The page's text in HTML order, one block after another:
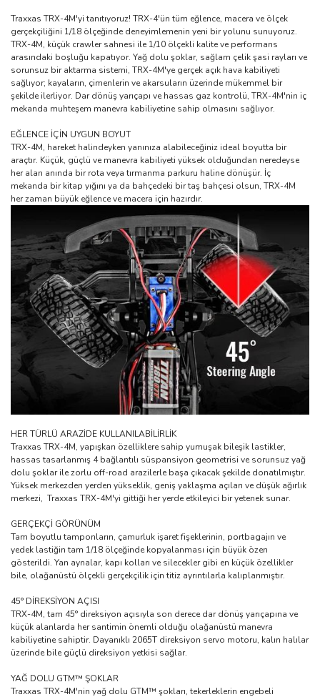
Traxxas TRX-4M'yi tanıtıyoruz! TRX-4'ün tüm eğlence, macera ve ölçek
gerçekçiliğini 1/18 ölçeğinde deneyimlemenin yeni bir yolunu sunuyoruz.
TRX-4M, küçük crawler sahnesi ile 1/10 ölçekli kalite ve performans
arasındaki boşluğu kapatıyor. Yağ dolu şoklar, sağlam çelik şasi rayları ve
sorunsuz bir aktarma sistemi, TRX-4M'ye gerçek açık hava kabiliyeti
sağlıyor; kayaların, çimenlerin ve akarsuların üzerinde mükemmel bir
şekilde ilerliyor. Dar dönüş yarıçapı ve hassas gaz kontrolü, TRX-4M'nin iç
mekanda muhteşem manevra kabiliyetine sahip olmasını sağlıyor.
EĞLENCE İÇİN UYGUN BOYUT
TRX-4M, hareket halindeyken yanınıza alabileceğiniz ideal boyutta bir
araçtır. Küçük, güçlü ve manevra kabiliyeti yüksek olduğundan neredeyse
her alan anında bir rota veya tırmanma parkuru haline dönüşür. İç
mekanda bir kitap yığını ya da bahçedeki bir taş bahçesi olsun, TRX-4M
her zaman büyük eğlence ve macera için hazırdır.
HER TÜRLÜ ARAZİDE KULLANILABİLİRLİK
Traxxas TRX-4M, yapışkan özelliklere sahip yumuşak bileşik lastikler,
hassas tasarlanmış 4 bağlantılı süspansiyon geometrisi ve sorunsuz yağ
dolu şoklar ile zorlu off-road arazilerle başa çıkacak şekilde donatılmıştır.
Yüksek merkezden yerden yükseklik, geniş yaklaşma açıları ve düşük ağırlık
merkezi, Traxxas TRX-4M'yi gittiği her yerde etkileyici bir yetenek sunar.
GERÇEKÇİ GÖRÜNÜM
Tam boyutlu tamponların, çamurluk işaret fişeklerinin, portbagajın ve
yedek lastiğin tam 1/18 ölçeğinde kopyalanması için büyük özen
gösterildi. Yan aynalar, kapı kolları ve silecekler gibi en küçük özellikler
bile, olağanüstü ölçekli gerçekçilik için titiz ayrıntılarla kalıplanmıştır.
45° DİREKSİYON AÇISI
TRX-4M, tam 45° direksiyon açısıyla son derece dar dönüş yarıçapına ve
küçük alanlarda her santimin önemli olduğu olağanüstü manevra
kabiliyetine sahiptir. Dayanıklı 2065T direksiyon servo motoru, kalın halılar
üzerinde bile güçlü direksiyon yetkisi sağlar.
YAĞ DOLU GTM™ ŞOKLAR
Traxxas TRX-4M'nin yağ dolu GTM™ şokları, tekerleklerin engebeli